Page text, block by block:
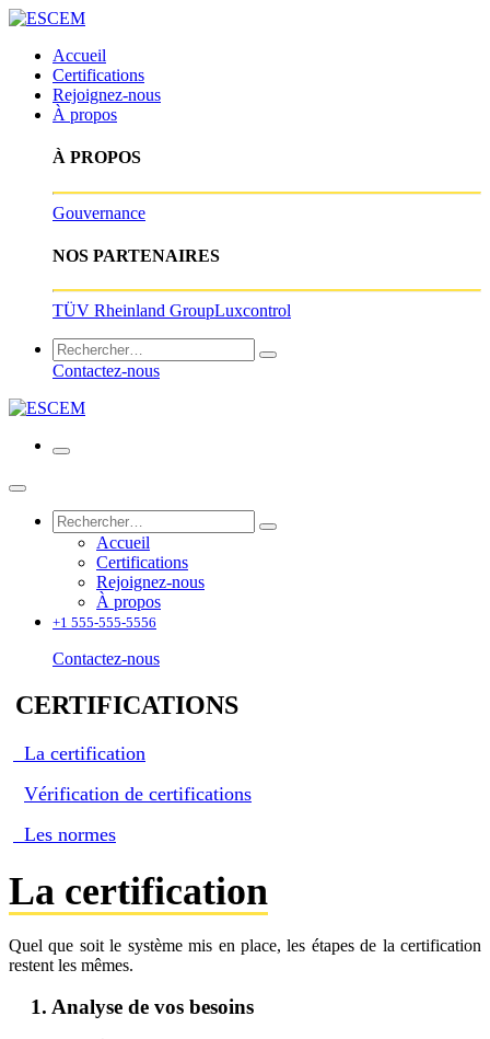
Accueil
Certifications
Rejoignez-nous
À propos
À PROPOS
Gouvernance
NOS PARTENAIRES
TÜV Rheinland GroupLuxcontrol
Contactez-nous
Accueil
Certifications
Rejoignez-nous
À propos
+1 555-555-5556
Contactez-nous
CERTIFICATIONS
La certification
Vérification de certifications
Les normes
La certification
Quel que soit le système mis en place, les étapes de la certification
restent les mêmes.
1. Analyse de vos besoins